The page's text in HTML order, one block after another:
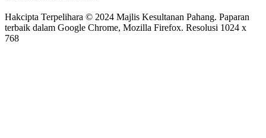
Hakcipta Terpelihara © 2024 Majlis Kesultanan Pahang. Paparan
terbaik dalam Google Chrome, Mozilla Firefox. Resolusi 1024 x
768